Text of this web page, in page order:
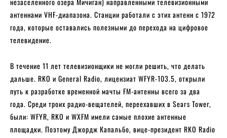
антеннами VHF-диапазона. Станции работали с этих антенн с 1972
года, которые оставались полезными до перехода на цифровое
телевидение.
В течение 11 лет телевизионщики не могли решить, что делать
дальше. RKO и General Radio, лицензиат WFYR-103.5, открыли
путь к разработке временной мачты FM-антенны всего за два
года. Среди троих радио-вещателей, переехавших в Sears Tower,
были: WFYR, RKO и WXFM имели самые плохие антенные
площадки. Поэтому Джордж Капальбо, вице-президент RKO Radio